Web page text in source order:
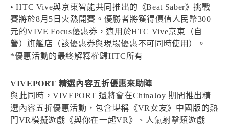
• HTC Vive與京東智能共同推出的《Beat Saber》挑戰
賽將於8月5日火熱開賽。優勝者將獲得價值人民幣300
元的VIVE Focus優惠券，適用於HTC Vive京東（自
營）旗艦店（該優惠券與現場優惠不可同時使用）。
*優惠活動的最終解釋權歸HTC所有
VIVEPORT 精選內容五折優惠來助陣
與此同時，VIVEPORT 還將會在ChinaJoy 期間推出精
選內容五折優惠活動，包含堪稱《VR女友》中國版的熱
門VR模擬遊戲《與你在一起VR》、人氣射擊類遊戲